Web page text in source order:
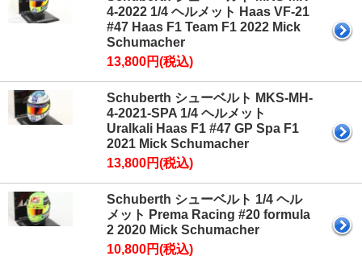
4-2022 1/4 ヘルメット Haas VF-21
#47 Haas F1 Team F1 2022 Mick
Schumacher
13,800円(税込)
Schuberth シューベルト MKS-MH-
4-2021-SPA 1/4 ヘルメット
Uralkali Haas F1 #47 GP Spa F1
2021 Mick Schumacher
13,800円(税込)
Schuberth シューベルト 1/4 ヘル
メット Prema Racing #20 formula
2 2020 Mick Schumacher
10,800円(税込)